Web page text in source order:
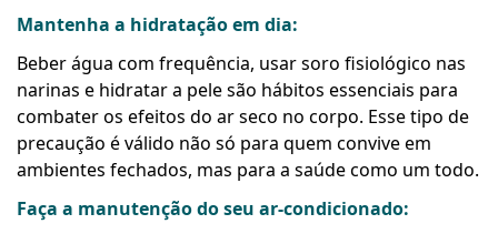
Mantenha a hidratação em dia:
Beber água com frequência, usar soro fisiológico nas
narinas e hidratar a pele são hábitos essenciais para
combater os efeitos do ar seco no corpo. Esse tipo de
precaução é válido não só para quem convive em
ambientes fechados, mas para a saúde como um todo.
Faça a manutenção do seu ar-condicionado: